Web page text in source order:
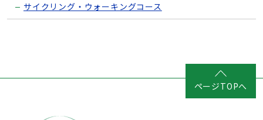
サイクリング・ウォーキングコース
ページTOPへ